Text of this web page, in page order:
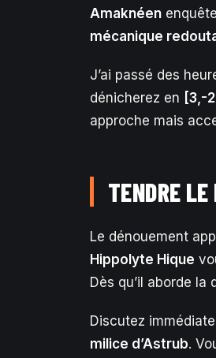
Amaknéen
mécanique
J’ai passé des
dénicherez en
[3,-
approche mais
TENDRE
Le dénouement
Hippolyte Hique
Dès qu’il aborde
Discutez
milice d’Astrub.